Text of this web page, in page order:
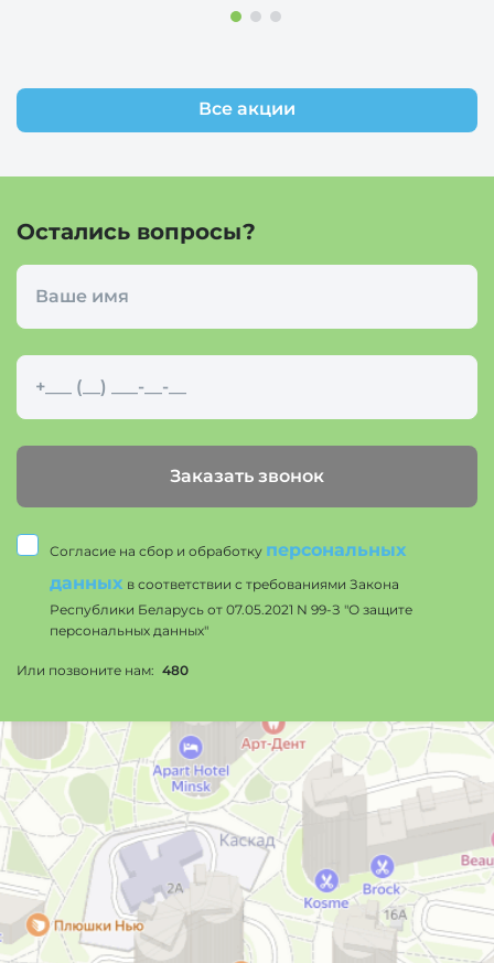
Все акции
Остались вопросы?
Заказать звонок
Или позвоните нам: 480
Согласие на сбор и обработку персональных
данных в соответствии с требованиями Закона
Республики Беларусь от 07.05.2021 N 99-З "О защите
персональных данных"